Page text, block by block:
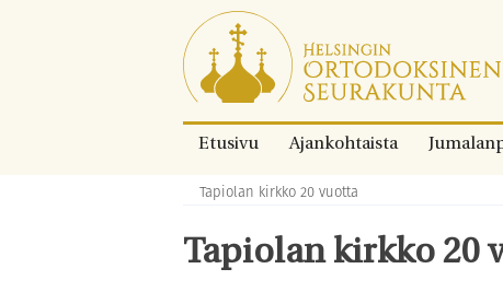
Siirry
suoraan
sisältöön.
Etusivu Ajankohtaista
Murupolku:
Tapiolan kirkko 20 vuotta
Tapiolan kirkko 20